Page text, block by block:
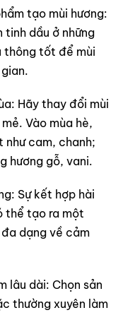
tạo mùi hương:
dầu ở những
thông tốt để mùi
Hãy thay đổi mùi
Vào mùa hè,
như cam, chanh;
hương gỗ, vani.
Sự kết hợp hài
thể tạo ra một
dạng về cảm
dài: Chọn sản
thường xuyên làm